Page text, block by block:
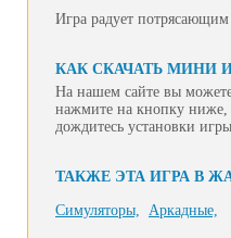
Игра радует
КАК СКАЧАТЬ МИНИ
На нашем сайте вы
нажмите на кнопку ниже,
дождитесь установки
ТАКЖЕ ЭТА ИГРА В
Симуляторы, Аркадные,